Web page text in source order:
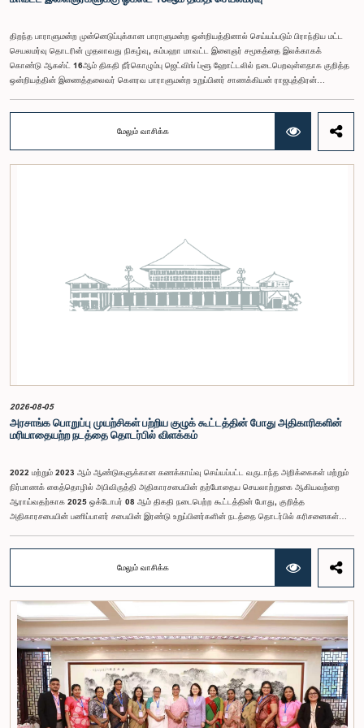
திறந்த பாராளுமன்ற முன்னெடுப்புக்கான பாராளுமன்ற ஒன்றியத்தினால் செய்யப்படும் பிராந்திய மட்ட
செயலமர்வு தொடரின் முதலாவது நிகழ்வு, கம்பஹா மாவட்ட இளைஞர் சமூகத்தை இலக்காகக்
கொண்டு ஆகஸ்ட் 16ஆம் திகதி நீர்கொழும்பு ஜெட்விங் ப்ளூ ஹோட்டலில் நடைபெறவுள்ளதாக குறித்த
ஒன்றியத்தின் இணைத்தலைவர் கௌரவ பாராளுமன்ற உறுப்பினர் சாணக்கியன் ராஜபுத்திரன்
பங்கேற்புடன் திறந்த பாராளுமன்றக் கருத்திட்டத்தை மேலும் முன்னெடுத்துச் செல்லும் நோக்கில் இந்த
செயலமர்வு தொடர் ஏற்பாடு செய்யப்படுகின்றது. இதில் ஒன்றியத்தின் உறுப்பினர்கள் மற்றும் கம்பஹா
மாவட்டத்தை பிரதிநிதித்துவப்படுத்தும் பாராளுமன்ற உறுப்பினர்களும் பங்கேற்கவிருக்கின்றனர்.இந்த
இச்செயலமர்வு தொடருக்கான அபிவிருத்தி பங்காளராக அனுசரணை வழங்கும் CII (Coalition for
Inclusive Impact) நிறுவனத்தின் பிரதிநிதிகளும் கலந்துகொண்டனர்.இந்த செயலமர்வில் பங்கேற்க
விரும்பும் கம்பஹா மாவட்டத்தைச் சேர்ந்த 18 – 35 வயதுக்குட்பட்ட இளைஞர், யுவதிகள் இங்கே
தரப்பட்டுள்ள https://forms.gle/aVp5UzhLbtPSmVap8 இணைப்பின் ஊடாக உரிய விண்ணப்பப்
படிவத்தை பூர்த்தி செய்து பதிவு செய்யுமாறு கேட்டுக்கொள்ளப்படுகின்றனர்.
மேலும் வாசிக்க
2026-08-05
அரசாங்க பொறுப்பு முயற்சிகள் பற்றிய குழுக் கூட்டத்தின் போது அதிகாரிகளின்
மரியாதையற்ற நடத்தை தொடர்பில் விளக்கம்
2022 மற்றும் 2023 ஆம் ஆண்டுகளுக்கான கணக்காய்வு செய்யப்பட்ட வருடாந்த அறிக்கைகள் மற்றும்
நிர்மாணக் கைத்தொழில் அபிவிருத்தி அதிகாரசபையின் தற்போதைய செயலாற்றுகை ஆகியவற்றை
ஆராய்வதற்காக 2025 ஒக்டோபர் 08 ஆம் திகதி நடைபெற்ற கூட்டத்தின் போது, குறித்த
அதிகாரசபையின் பணிப்பாளர் சபையின் இரண்டு உறுப்பினர்களின் நடத்தை தொடர்பில் கரிசனைகள்
இக்கூட்டத்தில் கலந்துகொண்டார் என்பதைக் குழு அவதானித்தது. மேலும், தாபிக்கப்பட்ட பாராளுமன்ற
நடைமுறை மற்றும் ஒழுங்குமுறைகளுக்கு முரணான வகையில், தவிசாளரின் முன் அனுமதியைப்
பெறாமலேயே இரு அதிகாரிகளும் குழுவின் நடவடிக்கைகளிலிருந்து வெளியேறினர். இச்சம்பவங்களைத்
தொடர்ந்து, அரசாங்க பொறுப்பு முயற்சிகள் பற்றிய குழுவின் கௌரவ தவிசாளரினால் எழுப்பப்பட்ட
சிறப்புரிமைப் பிரச்சினையினையடுத்து, பாராளுமன்றத்தை அவமதித்தமை தொடர்பான
குற்றச்சாட்டுகளின் பேரில் இரு அதிகாரிகளும் 2026 பெப்ரவரி 17 ஆம் திகதி ஒழுக்கநெறிகள் மற்றும்
சிறப்புரிமைகள் பற்றிய குழுவின் முன்னிலையில் ஆஜராகினர். இந்த நடவடிக்கைகளின் போது, அவர்கள்
தமது நடத்தைக்காக மனப்பூர்வமான மன்னிப்பைக் கோரினர். உரிய பரிசீலனையின் பின்னர்,
அதிகாரிகள் தமது செயல்களின் தீவிரத்தை ஏற்றுக்கொண்டுள்ளார்கள் என்பதையும், பாராளுமன்றக்
குழுக்களின் அதிகாரம், கௌரவம் மற்றும் தாபிக்கப்பட்ட நடைமுறைகளை மதிப்பதன்
முக்கியத்துவத்தைப் புரிந்துள்ளமையை வெளிப்படுத்தியுள்ளனர் என்பதையும் கவனத்திற்கொண்டு,
மேலும் வாசிக்க